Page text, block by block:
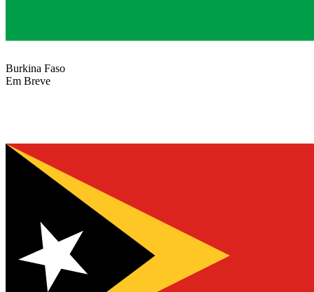
Burkina Faso
Em Breve